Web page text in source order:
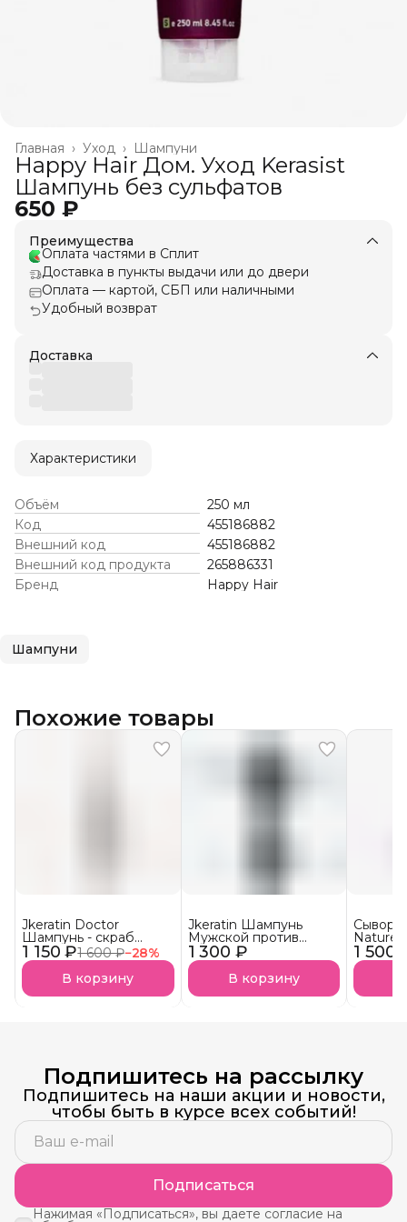
Шампуни
Уход ›
Главная ›
Happy Hair Дом. Уход Kerasist
Шампунь без сульфатов
650 ₽
Преимущества
Оплата частями в Сплит
Доставка в пункты выдачи или до двери
Оплата — картой, СБП или наличными
Удобный возврат
Доставка
Характеристики
Объём
250 мл
Код
455186882
Внешний код
455186882
Внешний код продукта
265886331
Бренд
Happy Hair
Шампуни
Похожие товары
1 150 ₽1 600 ₽−28%
Jkeratin Doctor
Шампунь - скраб
Doctor СКОРО В
НАЛИЧИИ!
В корзину
1 300 ₽
Jkeratin Шампунь
Мужской против
выпадения волос
JMan СКОРО В
НАЛИЧИИ!В корзину
1 500
Nature
волос
Подпишитесь на рассылку
Подпишитесь на наши акции и новости,
чтобы быть в курсе всех событий!
Подписаться
Нажимая «Подписаться», вы даете согласие на